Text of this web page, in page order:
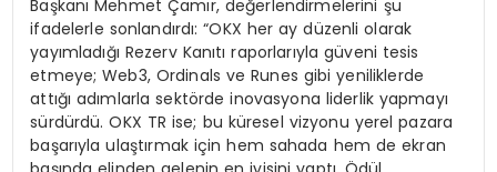
Başkanı Mehmet Çamır, değerlendirmelerini şu
ifadelerle sonlandırdı: “OKX her ay düzenli olarak
yayımladığı Rezerv Kanıtı raporlarıyla güveni tesis
etmeye; Web3, Ordinals ve Runes gibi yeniliklerde
attığı adımlarla sektörde inovasyona liderlik yapmayı
sürdürdü. OKX TR ise; bu küresel vizyonu yerel pazara
başarıyla ulaştırmak için hem sahada hem de ekran